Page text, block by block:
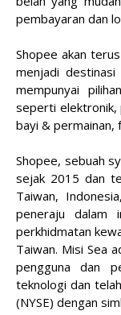
pembayaran dan
Shopee akan
menjadi
mempunyai
seperti elektronik,
bayi & permainan,
Shopee, sebuah
sejak 2015 dan
Taiwan,
peneraju dalam
perkhidmatan
Taiwan. Misi Sea
pengguna dan
teknologi dan
(NYSE) dengan